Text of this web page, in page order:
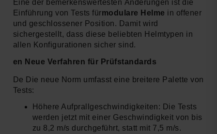
Eine der bemerkenswertesten Änderungen ist die
Einführung von Tests fürmodulare Helme in offener
und geschlossener Position. Damit wird
sichergestellt, dass diese beliebten Helmtypen in
allen Konfigurationen sicher sind.
en Neue Verfahren für Prüfstandards
De Die neue Norm umfasst eine breitere Palette von
Tests:
Höhere Aufprallgeschwindigkeiten: Die Tests
werden jetzt mit einer Geschwindigkeit von bis
zu 8,2 m/s durchgeführt, statt mit 7,5 m/s.